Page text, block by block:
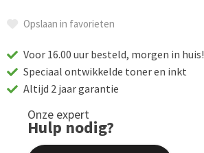
Opslaan in favorieten
Voor 16.00 uur besteld, morgen in huis!
Speciaal ontwikkelde toner en inkt
Altijd 2 jaar garantie
Onze expert
Hulp nodig?